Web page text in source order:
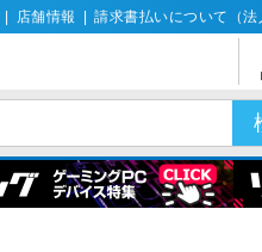
店舗情報 請求書払いについて（法